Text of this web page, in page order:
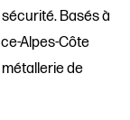
Basés à
Alpes-Côte
de